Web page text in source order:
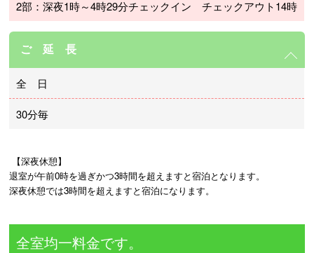
2部：深夜1時～4時29分チェックイン チェックアウト14時
ご 延 長
全 日
30分毎
退室が午前0時を過ぎかつ3時間を超えますと宿泊となります。
深夜休憩では3時間を超えますと宿泊になります。
全室均一料金です。